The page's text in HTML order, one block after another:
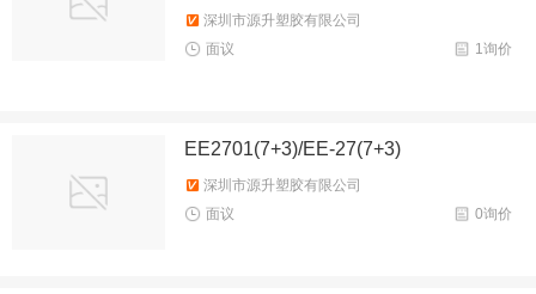
深圳市源升塑胶有限公司
1询价
面议
EE2701(7+3)/EE-27(7+3)
深圳市源升塑胶有限公司
0询价
面议